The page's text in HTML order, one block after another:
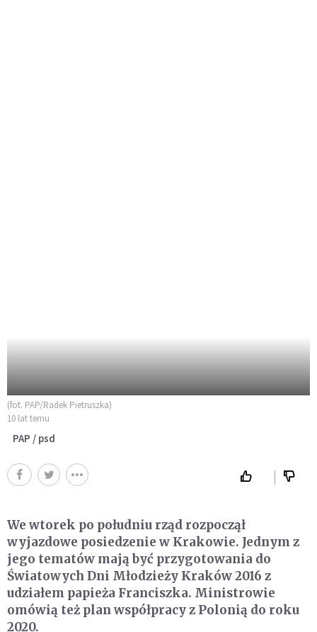
(fot. PAP/Radek Pietruszka)
10 lat temu
PAP / psd
We wtorek po południu rząd rozpoczął
wyjazdowe posiedzenie w Krakowie. Jednym z
jego tematów mają być przygotowania do
Światowych Dni Młodzieży Kraków 2016 z
udziałem papieża Franciszka. Ministrowie
omówią też plan współpracy z Polonią do roku
2020.